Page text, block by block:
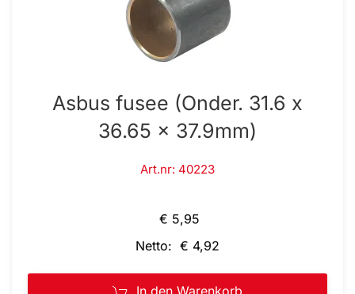
Asbus fusee (Onder. 31.6 x
36.65 x 37.9mm)
Art.nr: 40223
€ 5,95
Netto: € 4,92
In den Warenkorb